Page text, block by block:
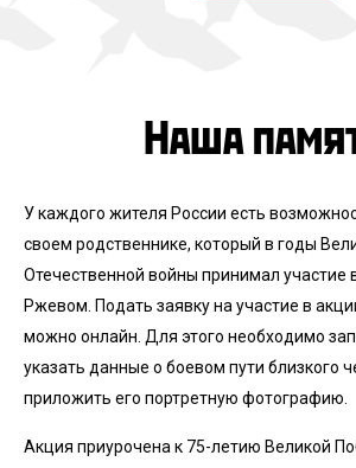
Наша
У каждого жителя России есть
своем родственнике, который в годы
Отечественной войны принимал участие
Ржевом. Подать заявку на участие в
можно онлайн. Для этого необходимо
указать данные о боевом пути близкого
приложить его портретную фотографию.
Акция приурочена к 75-летию Великой